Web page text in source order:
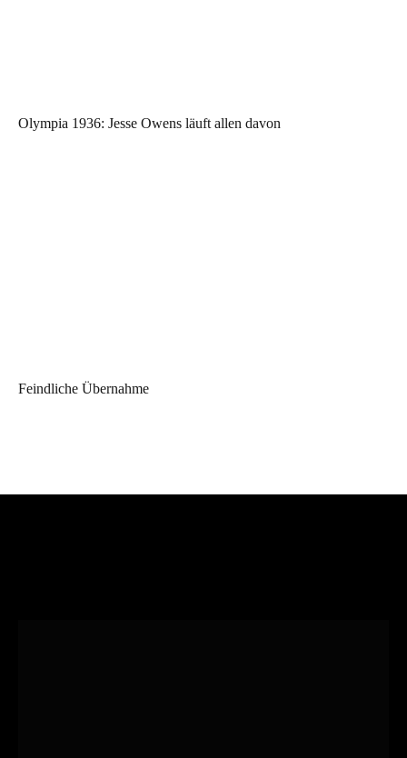
Olympia 1936: Jesse Owens läuft allen davon
Feindliche Übernahme